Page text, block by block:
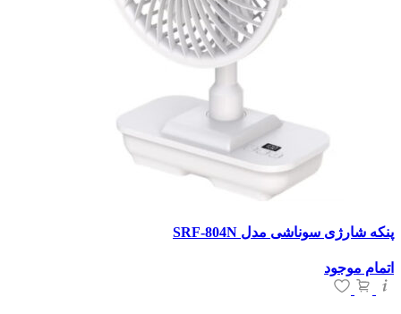
پنکه شارژی سوناشی مدل SRF-804N
اتمام موجود